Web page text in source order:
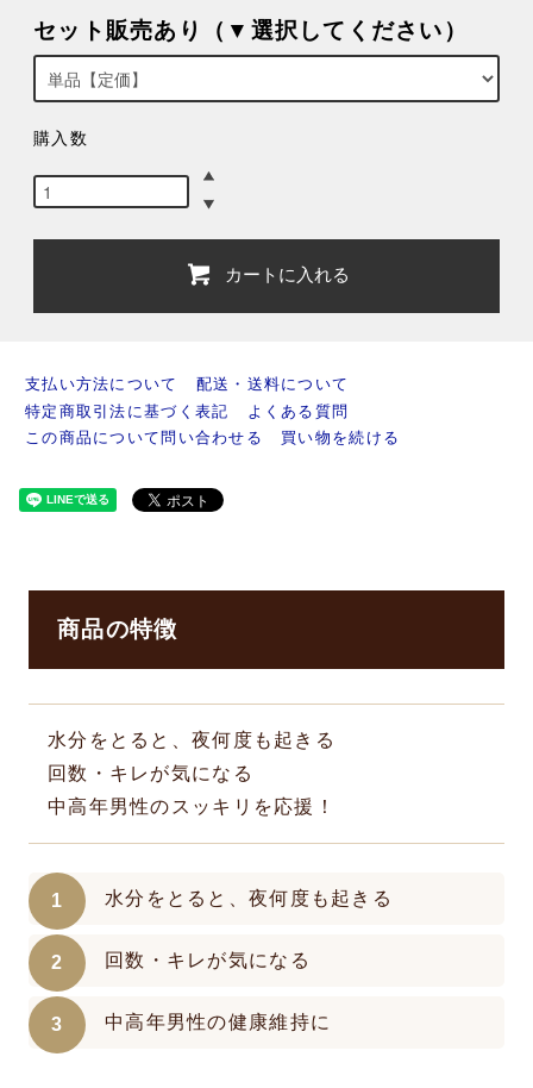
セット販売あり（▼選択してください）
購入数
カートに入れる
支払い方法について
配送・送料について
特定商取引法に基づく表記
よくある質問
この商品について問い合わせる
買い物を続ける
商品の特徴
水分をとると、夜何度も起きる
回数・キレが気になる
中高年男性のスッキリを応援！
水分をとると、夜何度も起きる
回数・キレが気になる
中高年男性の健康維持に